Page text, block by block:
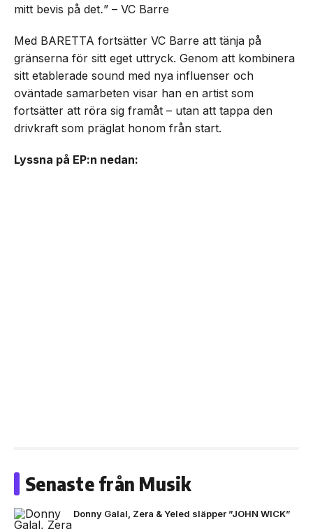
mitt bevis på det.” – VC Barre
Med BARETTA fortsätter VC Barre att tänja på
gränserna för sitt eget uttryck. Genom att kombinera
sitt etablerade sound med nya influenser och
oväntade samarbeten visar han en artist som
fortsätter att röra sig framåt – utan att tappa den
drivkraft som präglat honom från start.
Lyssna på EP:n nedan:
Senaste från Musik
Donny Galal, Zera & Yeled släpper ”JOHN WICK”